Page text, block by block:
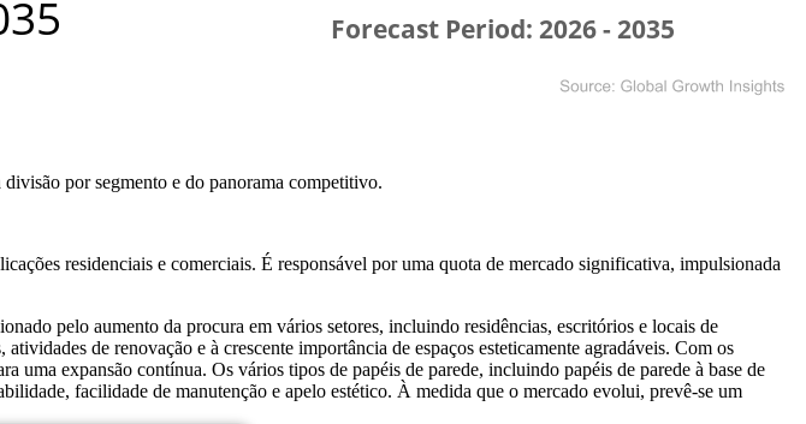
divisão por segmento e do panorama competitivo.
residenciais e comerciais. É responsável por uma quota de mercado significativa, impulsionada
pelo aumento da procura em vários setores, incluindo residências, escritórios e locais de
de renovação e à crescente importância de espaços esteticamente agradáveis. Com os
uma expansão contínua. Os vários tipos de papéis de parede, incluindo papéis de parede à base de
facilidade de manutenção e apelo estético. À medida que o mercado evolui, prevê-se um